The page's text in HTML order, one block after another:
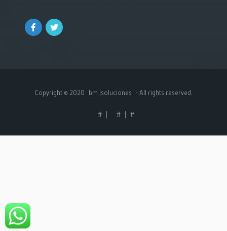
Copyright © 2020 bm |soluciones - All rights reserved.
# # #